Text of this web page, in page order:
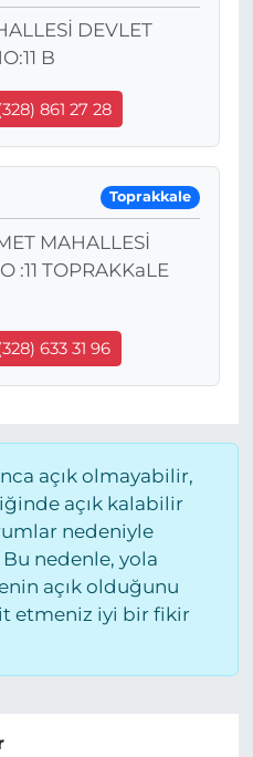
DEVLET
B
861 27 28
Toprakkale
MAHALLESİ
:11 TOPRAKKaLE
633 31 96
açık olmayabilir,
açık kalabilir
nedeniyle
nedenle, yola
açık olduğunu
etmeniz iyi bir fikir